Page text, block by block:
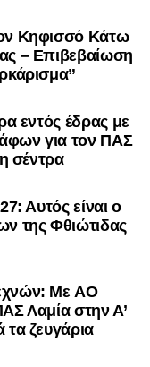
Κηφισσό Κάτω
– Επιβεβαίωση
εντός έδρας με
για τον ΠΑΣ
σέντρα
Αυτός είναι ο
της Φθιώτιδας
Με AO
Λαμία στην Α’
ζευγάρια